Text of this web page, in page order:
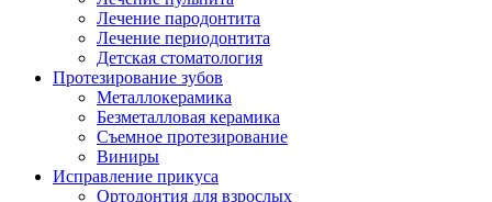
Лечение пародонтита
Лечение периодонтита
Детская стоматология
Протезирование зубов
Металлокерамика
Безметалловая керамика
Съемное протезирование
Виниры
Исправление прикуса
Ортодонтия для взрослых